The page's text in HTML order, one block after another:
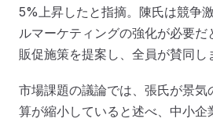
5%上昇したと指摘。陳氏は競争
ルマーケティングの強化が必要だ
販促施策を提案し、全員が賛同し
市場課題の議論では、張氏が景気
算が縮小していると述べ、中小企